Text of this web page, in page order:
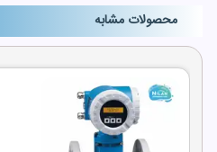
محصولات مشابه